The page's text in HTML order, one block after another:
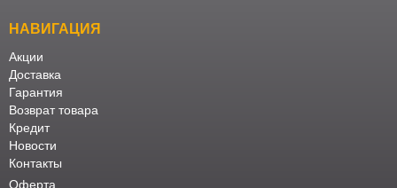
НАВИГАЦИЯ
Акции
Доставка
Гарантия
Возврат товара
Кредит
Новости
Контакты
Оферта